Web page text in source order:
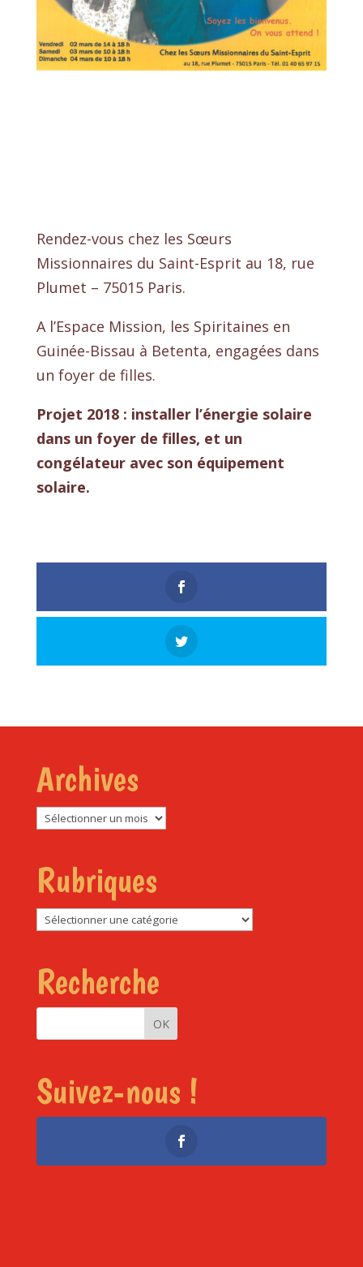
Rendez-vous chez les Sœurs
Missionnaires du Saint-Esprit au 18, rue
Plumet – 75015 Paris.
A l’Espace Mission, les Spiritaines en
Guinée-Bissau à Betenta, engagées dans
un foyer de filles.
Projet 2018 : installer l’énergie solaire
dans un foyer de filles, et un
congélateur avec son équipement
solaire.
Archives
Archives
Rubriques
Rubriques
Recherche
Suivez-nous !